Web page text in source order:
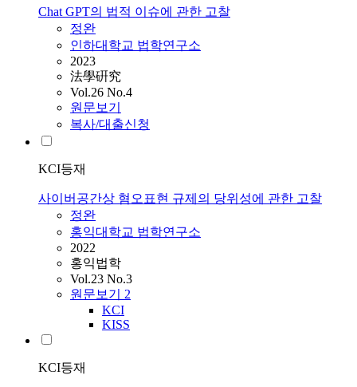
Chat GPT의 법적 이슈에 관한 고찰
정완
인하대학교 법학연구소
2023
法學硏究
Vol.26 No.4
원문보기
복사/대출신청
KCI등재
사이버공간상 혐오표현 규제의 당위성에 관한 고찰
정완
홍익대학교 법학연구소
2022
홍익법학
Vol.23 No.3
원문보기 2
KCI
KISS
KCI등재